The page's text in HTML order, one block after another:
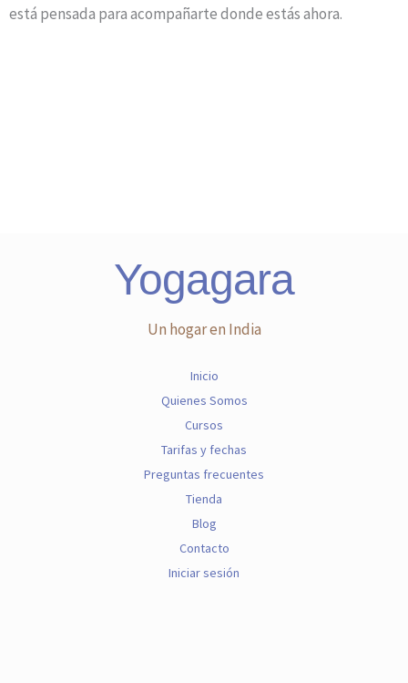
está pensada para acompañarte donde estás ahora.
Yogagara
Un hogar en India
Inicio
Quienes Somos
Cursos
Tarifas y fechas
Preguntas frecuentes
Tienda
Blog
Contacto
Iniciar sesión